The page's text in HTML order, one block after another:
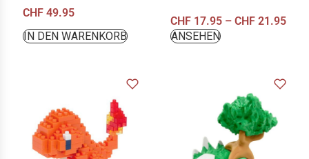
CHF 49.95
IN DEN WARENKORB
CHF17.95 – CHF21.95
ANSEHEN